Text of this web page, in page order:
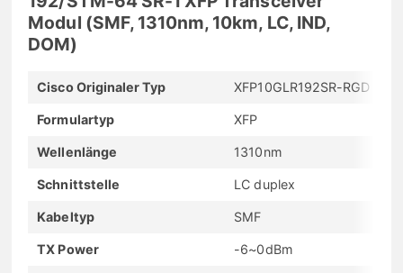
Modul (SMF, 1310nm, 10km, LC, IND,
DOM)
Cisco Originaler Typ XFP10GLR192SR-RGD
Formulartyp XFP
Wellenlänge 1310nm
Schnittstelle LC duplex
Kabeltyp SMF
TX Power -6~0dBm